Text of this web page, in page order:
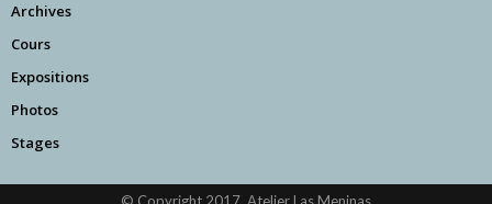
Archives
Cours
Expositions
Photos
Stages